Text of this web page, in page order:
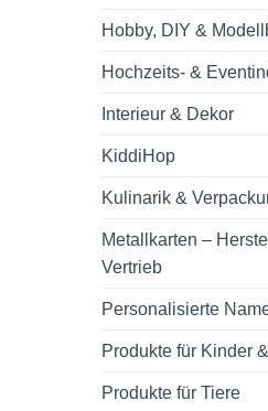
Hobby, DIY &
Hochzeits- &
Interieur & Dekor
KiddiHop
Kulinarik &
Metallkarten –
Vertrieb
Personalisierte
Produkte für Kinder
Produkte für Tiere